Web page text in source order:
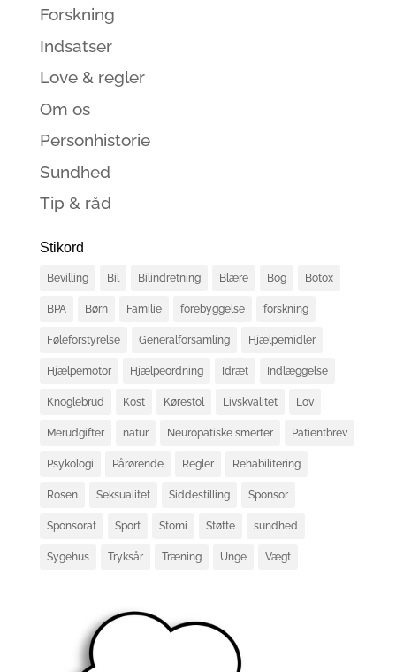
Forskning
Indsatser
Love & regler
Om os
Personhistorie
Sundhed
Tip & råd
Stikord
Bevilling Bil Bilindretning Blære Bog Botox
BPA Børn Familie forebyggelse forskning
Føleforstyrelse Generalforsamling Hjælpemidler
Hjælpemotor Hjælpeordning Idræt Indlæggelse
Knoglebrud Kost Kørestol Livskvalitet Lov
Merudgifter natur Neuropatiske smerter Patientbrev
Psykologi Pårørende Regler Rehabilitering
Rosen Seksualitet Siddestilling Sponsor
Sponsorat Sport Stomi Støtte sundhed
Sygehus Tryksår Træning Unge Vægt